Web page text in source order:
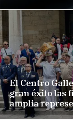
El Centro
gran éxito las
amplia